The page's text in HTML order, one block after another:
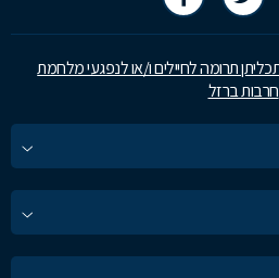
תרומה לחיילים ו/או לנפגעי מלחמת
חרבות ברזל